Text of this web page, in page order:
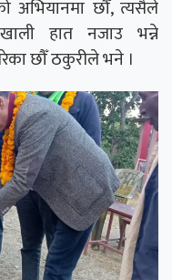
अभियानमा छौँ, त्यसैले
खाली हात नजाउ भन्ने
छौँ ठकुरीले भने ।